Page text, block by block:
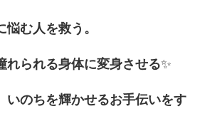
む人を救う。
れられる身体に変身させる✨
いのちを輝かせるお手伝いをす